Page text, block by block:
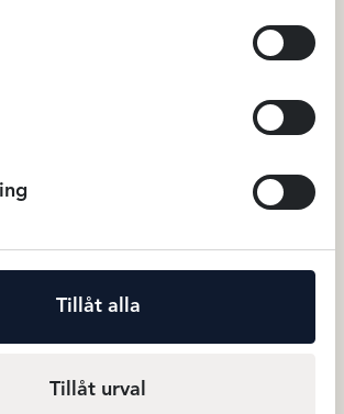
Tillåt alla
Tillåt urval